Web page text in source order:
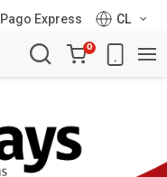
Pago Express
CL
Carro
de
0